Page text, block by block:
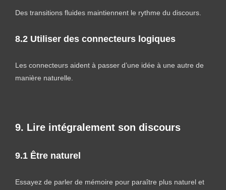
Des transitions fluides maintiennent le rythme du discours.
8.2 Utiliser des connecteurs logiques
Les connecteurs aident à passer d’une idée à une autre de
manière naturelle.
9. Lire intégralement son discours
9.1 Être naturel
Essayez de parler de mémoire pour paraître plus naturel et